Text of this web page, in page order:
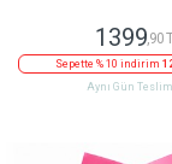
1399 ,90
Sepette % 10 indirim
Aynı Gün